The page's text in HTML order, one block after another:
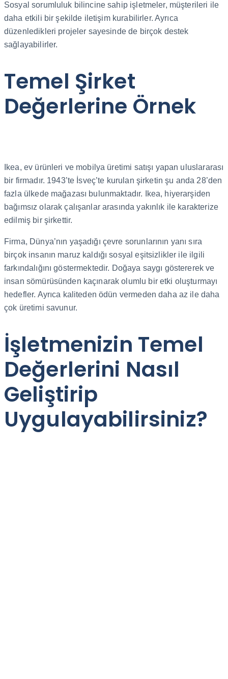
Sosyal sorumluluk bilincine sahip işletmeler, müşterileri ile
daha etkili bir şekilde iletişim kurabilirler. Ayrıca
düzenledikleri projeler sayesinde de birçok destek
sağlayabilirler.
Temel Şirket
Değerlerine Örnek
Ikea, ev ürünleri ve mobilya üretimi satışı yapan uluslararası
bir firmadır. 1943’te İsveç’te kurulan şirketin şu anda 28’den
fazla ülkede mağazası bulunmaktadır. Ikea, hiyerarşiden
bağımsız olarak çalışanlar arasında yakınlık ile karakterize
edilmiş bir şirkettir.
Firma, Dünya’nın yaşadığı çevre sorunlarının yanı sıra
birçok insanın maruz kaldığı sosyal eşitsizlikler ile ilgili
farkındalığını göstermektedir. Doğaya saygı göstererek ve
insan sömürüsünden kaçınarak olumlu bir etki oluşturmayı
hedefler. Ayrıca kaliteden ödün vermeden daha az ile daha
çok üretimi savunur.
İşletmenizin Temel
Değerlerini Nasıl
Geliştirip
Uygulayabilirsiniz?